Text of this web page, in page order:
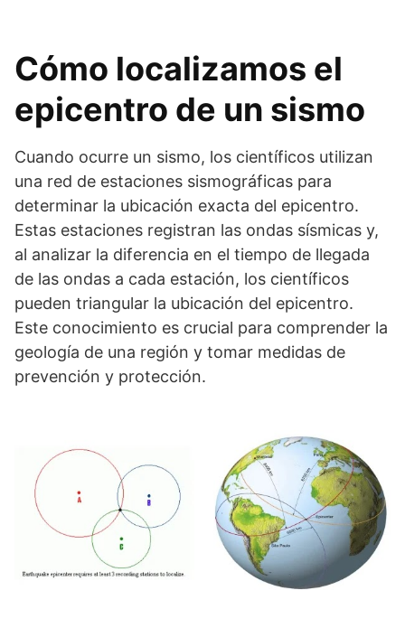
Cómo localizamos el
epicentro de un sismo
Cuando ocurre un sismo, los científicos utilizan
una red de estaciones sismográficas para
determinar la ubicación exacta del epicentro.
Estas estaciones registran las ondas sísmicas y,
al analizar la diferencia en el tiempo de llegada
de las ondas a cada estación, los científicos
pueden triangular la ubicación del epicentro.
Este conocimiento es crucial para comprender la
geología de una región y tomar medidas de
prevención y protección.